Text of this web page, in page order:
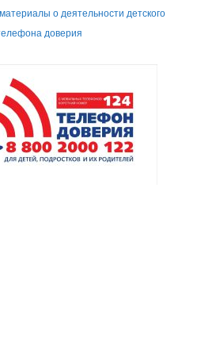
о деятельности детского
доверия